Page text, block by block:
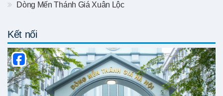
Dòng Mến Thánh Giá Xuân Lộc
Kết nối